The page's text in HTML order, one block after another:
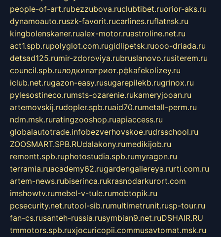
people-of-art.rubezzubova.ruclubtibet.ruorior-aks.ru
dynamoauto.ruszk-favorit.rucarlines.ruflatnsk.ru
kingbolenskaner.rualex-motor.ruastroline.net.ru
act1.spb.rupolyglot.com.rugidlipetsk.ruooo-driada.ru
detsad125.rumir-zdoroviya.rubruslanovo.rusiterem.ru
council.spb.ruлодкипатриот.рфkafekolizey.ru
iclub.net.rugazon-easy.rusugarepilekb.rugrinox.ru
pylesostineco.rumsts-ozarenie.rukameryjooan.ru
artemovskij.rudopler.spb.ruaid70.rumetall-perm.ru
ndm.msk.ruratingzooshop.ruapiaccess.ru
globalautotrade.infobezverhovskoe.rudrsschool.ru
ZOOSMART.SPB.RUdalakony.rumedikijob.ru
remontt.spb.ruphotostudia.spb.rumyragon.ru
terramia.ruacademy62.rugardengallereya.rurti.com.ru
artem-news.rubiserinca.rukrasnodarkurort.com
imshowtv.rumebel-v-tule.rumobtopik.ru
pcsecurity.net.rutool-sib.rumultimetrunit.rusp-tour.ru
fan-cs.rusanteh-russia.rusymbian9.net.ruDSHAIR.RU
tmmotors.spb.ruxjocuricopii.commusavtomat.msk.ru